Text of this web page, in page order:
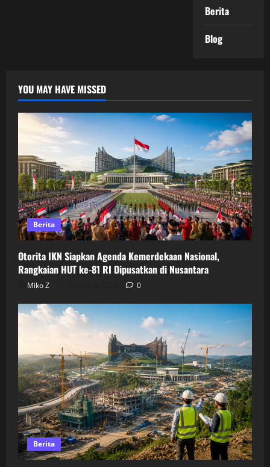
Berita
Blog
YOU MAY HAVE MISSED
Berita
Otorita IKN Siapkan Agenda Kemerdekaan Nasional,
Rangkaian HUT ke-81 RI Dipusatkan di Nusantara
Miko Z 0
Berita